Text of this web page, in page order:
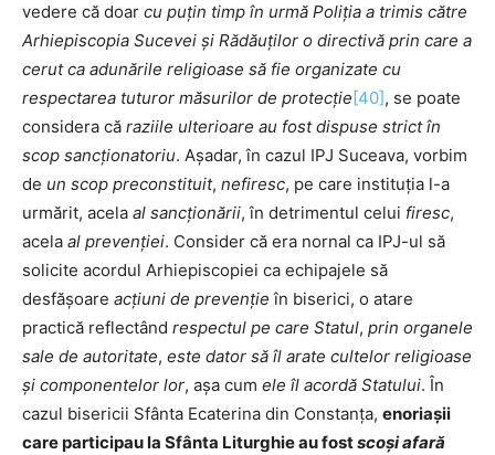
vedere că doar cu puțin timp în urmă Poliția a trimis către
Arhiepiscopia Sucevei și Rădăuților o directivă prin care a
cerut ca adunările religioase să fie organizate cu
respectarea tuturor măsurilor de protecție [40], se poate
considera că raziile ulterioare au fost dispuse strict în
scop sancționatoriu. Așadar, în cazul IPJ Suceava, vorbim
de un scop preconstituit, nefiresc, pe care instituția l-a
urmărit, acela al sancționării, în detrimentul celui firesc,
acela al prevenției. Consider că era nornal ca IPJ-ul să
solicite acordul Arhiepiscopiei ca echipajele să
desfășoare acțiuni de prevenție în biserici, o atare
practică reflectând respectul pe care Statul, prin organele
sale de autoritate, este dator să îl arate cultelor religioase
și componentelor lor, așa cum ele îl acordă Statului. În
cazul bisericii Sfânta Ecaterina din Constanța, enoriaşii
care participau la Sfânta Liturghie au fostscoşi afară